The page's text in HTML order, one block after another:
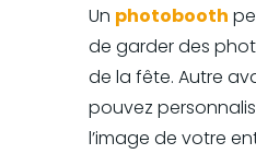
Un photobooth
de garder des
de la fête. Autre
pouvez
l’image de votre